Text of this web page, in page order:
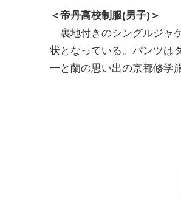
＜帝丹高校制服(男子)＞
裏地付きのシングルジャ
状となっている。パンツは
一と蘭の思い出の京都修学